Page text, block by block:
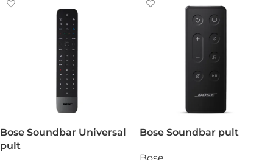
Bose Soundbar Universal
pult
Bose Soundbar pult